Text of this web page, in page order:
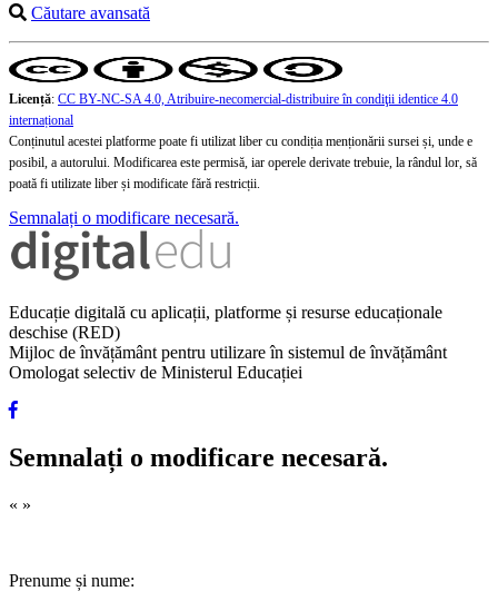
Căutare avansată
Licență: CC BY-NC-SA 4.0, Atribuire-necomercial-distribuire în condiţii identice 4.0
internațional
Conținutul acestei platforme poate fi utilizat liber cu condiția menționării sursei și, unde e
posibil, a autorului. Modificarea este permisă, iar operele derivate trebuie, la rândul lor, să
poată fi utilizate liber și modificate fără restricții.
Semnalați o modificare necesară.
Educație digitală cu aplicații, platforme și resurse educaționale
deschise (RED)
Mijloc de învățământ pentru utilizare în sistemul de învățământ
Omologat selectiv de Ministerul Educației
Semnalați o modificare necesară.
« »
Prenume și nume: